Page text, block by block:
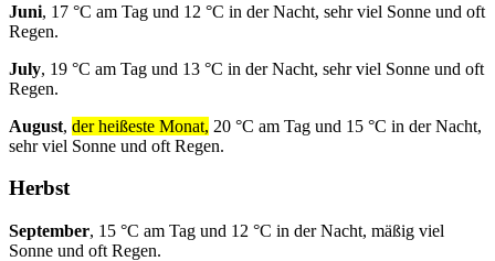
Juni, 17 °C am Tag und 12 °C in der Nacht, sehr viel Sonne und oft
Regen.
July, 19 °C am Tag und 13 °C in der Nacht, sehr viel Sonne und oft
Regen.
August, der heißeste Monat, 20 °C am Tag und 15 °C in der Nacht,
sehr viel Sonne und oft Regen.
Herbst
September, 15 °C am Tag und 12 °C in der Nacht, mäßig viel
Sonne und oft Regen.